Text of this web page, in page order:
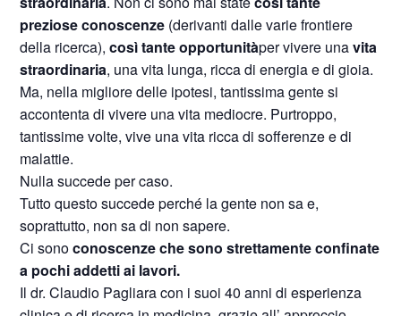
preziose conoscenze (derivanti dalle varie frontiere
della ricerca),così tante opportunitàper vivere unavita
straordinaria, una vita lunga, ricca di energia e di gioia.
Ma, nella migliore delle ipotesi, tantissima gente si
accontenta di vivere una vita mediocre. Purtroppo,
tantissime volte, vive una vita ricca di sofferenze e di
malattie.
Nulla succede per caso.
Tutto questo succede perché la gente non sa e,
soprattutto, non sa di non sapere.
Ci sonoconoscenze che sono strettamente confinate
a pochi addetti ai lavori.
Il dr. Claudio Pagliara con i suoi 40 anni di esperienza